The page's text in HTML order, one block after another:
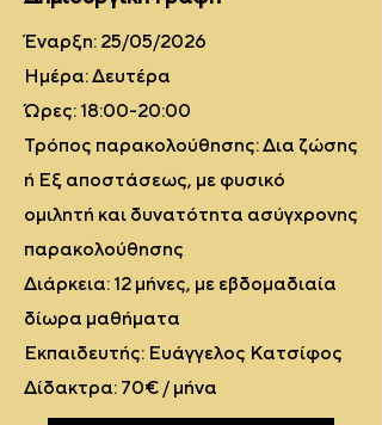
Έναρξη: 25/05/2026
Ημέρα: Δευτέρα
Ώρες: 18:00-20:00
Τρόπος παρακολούθησης: Δια ζώσης
ή Εξ αποστάσεως, με φυσικό
ομιλητή και δυνατότητα ασύγχρονης
παρακολούθησης
Διάρκεια: 12 μήνες, με εβδομαδιαία
δίωρα μαθήματα
Εκπαιδευτής: Ευάγγελος Κατσίφος
Δίδακτρα: 70€ / μήνα